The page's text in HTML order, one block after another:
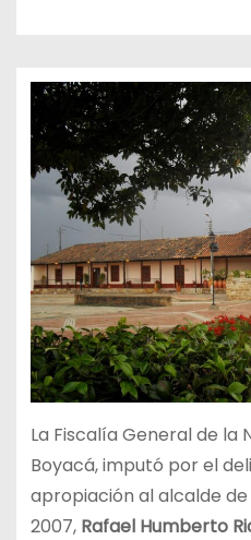
La Fiscalía General de la
Boyacá, imputó por el
apropiación al alcalde
2007, Rafael Humberto